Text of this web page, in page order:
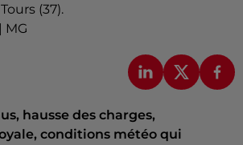
(37).
MG
hausse des charges,
conditions météo qui